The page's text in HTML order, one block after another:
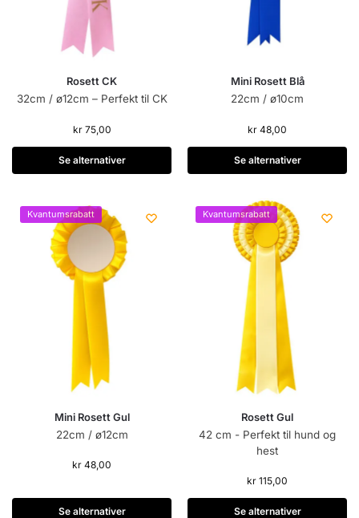
Rosett CK
32cm / ø12cm – Perfekt til CK
kr75,00
Se alternativer
Mini Rosett Blå
22cm / ø10cm
kr 48,00
Se alternativer
Kvantumsrabatt
Mini Rosett Gul
22cm / ø12cm
kr 48,00
Se alternativer
Kvantumsrabatt
Rosett Gul
42 cm - Perfekt til hund og
hest
kr 115,00
Se alternativer